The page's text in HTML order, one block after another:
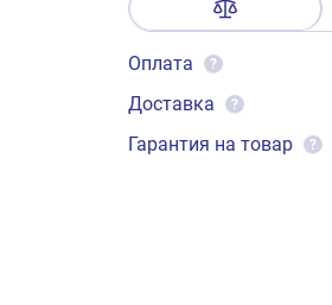
Оплата ?
Доставка ?
Гарантия на товар ?